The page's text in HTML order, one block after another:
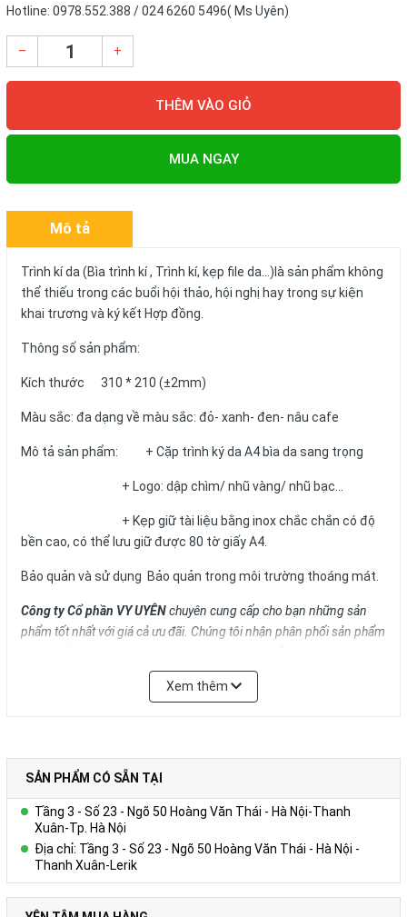
Hotline: 0978.552.388 / 024 6260 5496( Ms Uyên)
– +
THÊM VÀO GIỎ
MUA NGAY
Mô tả
Trình kí da (Bìa trình kí , Trình kí, kẹp file da...)là sản phẩm không
thể thiếu trong các buổi hội thảo, hội nghị hay trong sự kiện
khai trương và ký kết Hợp đồng.
Thông số sản phẩm:
Kích thước 310 * 210 (±2mm)
Màu sắc: đa dạng về màu sắc: đỏ- xanh- đen- nâu cafe
Mô tả sản phẩm: + Cặp trình ký da A4 bìa da sang trọng
+ Logo: dập chìm/ nhũ vàng/ nhũ bạc...
+ Kẹp giữ tài liệu bằng inox chắc chắn có độ
bền cao, có thể lưu giữ được 80 tờ giấy A4.
Bảo quản và sử dụng Bảo quản trong môi trường thoáng mát.
Công ty Cổ phần VY UYÊNchuyên cung cấp cho bạn những sản
phẩm tốt nhất với giá cả ưu đãi. Chúng tôi nhận phân phối sản phẩm
giá cả phải chăng. Chúng tôi cũng cung cấp Dịch vụ Quà tặng phù
hợp nhất cho từng đối tượng doanh nghiệp của từng lĩnh vực, ngân
HOTLINE: 0978.552.388/ 024 6260 5496
Liên hệ
+ Kích thước: A4, A5...
+ Bìa cứng, màu sắc phong phú
+ Các trang viết: Gồm 180-200 trang, in 4 màu theo yêu cầu.
Xem thêm
SẢN PHẨM CÓ SẴN TẠI
Tầng 3 - Số 23 - Ngõ 50 Hoàng Văn Thái - Hà Nội-Thanh
Xuân-Tp. Hà Nội
Địa chỉ: Tầng 3 - Số 23 - Ngõ 50 Hoàng Văn Thái - Hà Nội -
Thanh Xuân-Lerik